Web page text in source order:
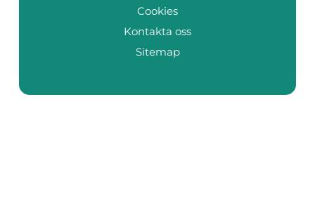
Cookies
Kontakta oss
Sitemap